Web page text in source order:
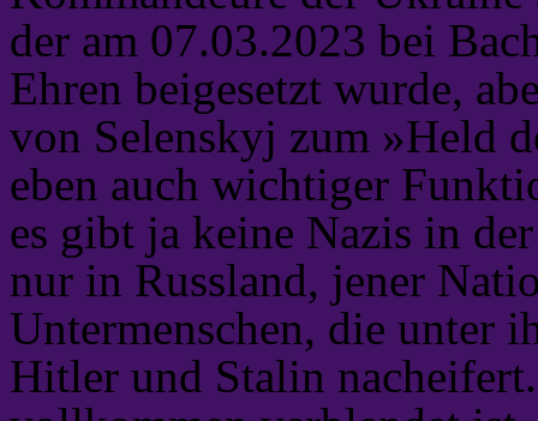
der am 07.03.2023 bei
Ehren beigesetzt wurde,
von Selenskyj zum »Held
eben auch wichtiger
es gibt ja keine Nazis in
nur in Russland, jener
Untermenschen, die unter
Hitler und Stalin